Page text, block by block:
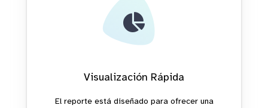
Visualización Rápida
El reporte está diseñado para ofrecer una